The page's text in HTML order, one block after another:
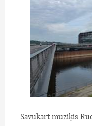
Savukārt mūziķis